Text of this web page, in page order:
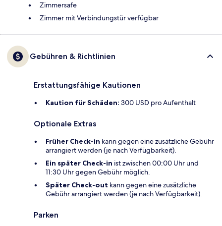
Zimmersafe
Zimmer mit Verbindungstür verfügbar
Gebühren & Richtlinien
Erstattungsfähige Kautionen
Kaution für Schäden: 300 USD pro Aufenthalt
Optionale Extras
Früher Check-in kann gegen eine zusätzliche Gebühr
arrangiert werden (je nach Verfügbarkeit).
Ein später Check-in ist zwischen 00:00 Uhr und
11:30 Uhr gegen Gebühr möglich.
Später Check-out kann gegen eine zusätzliche
Gebühr arrangiert werden (je nach Verfügbarkeit).
Parken